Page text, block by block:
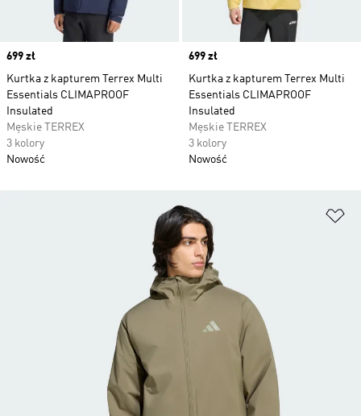
Price
699 zł
Kurtka z kapturem Terrex Multi
Essentials CLIMAPROOF
Insulated
Męskie TERREX
3 kolory
Nowość
Price
699 zł
Kurtka z kapturem Terrex Multi
Essentials CLIMAPROOF
Insulated
Męskie TERREX
3 kolory
Nowość